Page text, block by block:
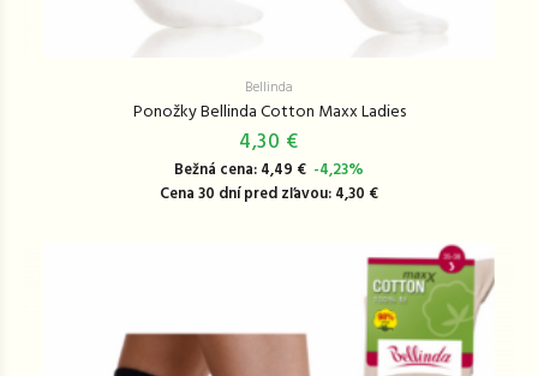
Bellinda
Ponožky Bellinda Cotton Maxx Ladies
4,30 €
Bežná cena: 4,49 € -4,23%
Cena 30 dní pred zľavou: 4,30 €